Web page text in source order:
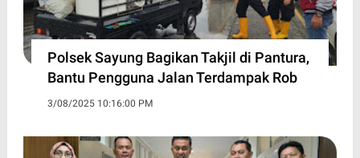
Polsek Sayung Bagikan Takjil di Pantura,
Bantu Pengguna Jalan Terdampak Rob
3/08/2025 10:16:00 PM